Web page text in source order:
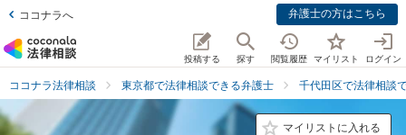
ココナラへ 弁護士の方はこちら
投稿する 探す 閲覧履歴 マイリスト ログイン
ココナラ法律相談 東京都で法律相談できる弁護士 千代田区で法律相談
マイリストに入れる